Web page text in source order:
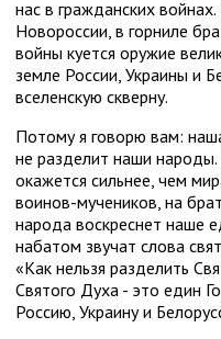
нас в гражданских
Новороссии, в горниле
войны куется оружие
земле России, Украины и
вселенскую скверну.
Потому я говорю вам:
не разделит наши
окажется сильнее, чем
воинов-мучеников, на
народа воскреснет наше
набатом звучат слова
«Как нельзя разделить
Святого Духа - это един
Россию, Украину и